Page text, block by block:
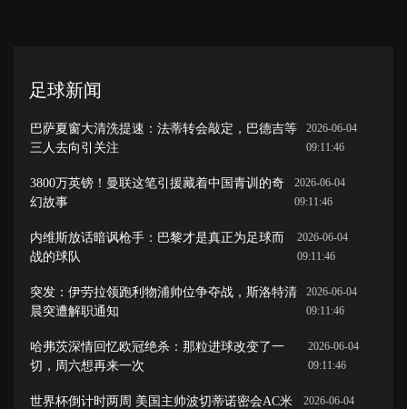
足球新闻
巴萨夏窗大清洗提速：法蒂转会敲定，巴德吉等
三人去向引关注
2026-06-04
09:11:46
3800万英镑！曼联这笔引援藏着中国青训的奇
幻故事
2026-06-04
09:11:46
内维斯放话暗讽枪手：巴黎才是真正为足球而
战的球队
2026-06-04
09:11:46
突发：伊劳拉领跑利物浦帅位争夺战，斯洛特清
晨突遭解职通知
2026-06-04
09:11:46
哈弗茨深情回忆欧冠绝杀：那粒进球改变了一
切，周六想再来一次
2026-06-04
09:11:46
世界杯倒计时两周 美国主帅波切蒂诺密会AC米
2026-06-04